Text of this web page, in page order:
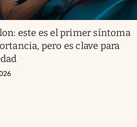
este es el primer síntoma
pero es clave para